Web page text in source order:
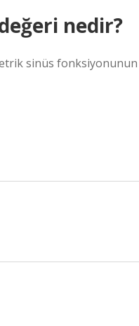
nedir?
sinüs